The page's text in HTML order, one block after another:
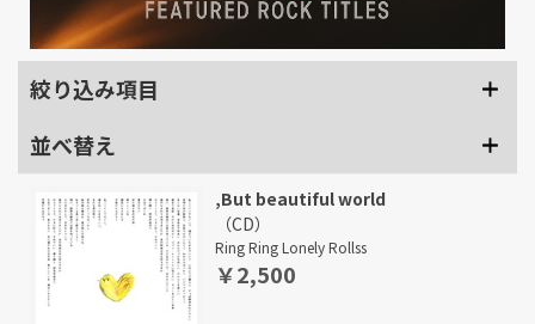
絞り込み項目
並べ替え
,But beautiful world
（CD）
Ring Ring Lonely Rollss
￥2,500